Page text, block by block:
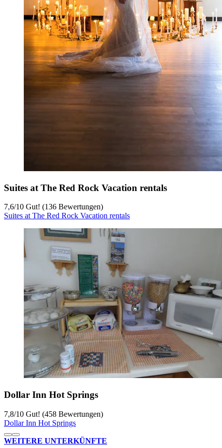
Suites at The Red Rock Vacation rentals
7,6/10 Gut! (136 Bewertungen)
Suites at The Red Rock Vacation rentals
Dollar Inn Hot Springs
7,8/10 Gut! (458 Bewertungen)
Dollar Inn Hot Springs
WEITERE UNTERKÜNFTE